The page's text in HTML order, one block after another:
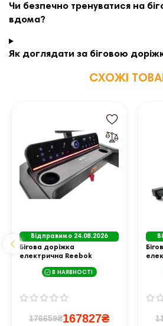
Чи безпечно тренуватися на
вдома?
Як доглядати за біговою
СХОЖІ
Відправимо 24.08.2026
Бігова доріжка
електрична Reebok
В НАЯВНОСТІ
176659₴167827₴